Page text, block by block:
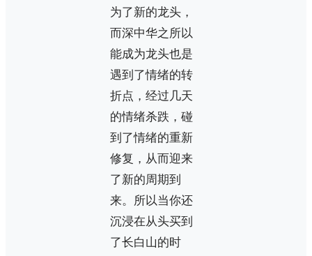
为了新的龙头，
而深中华之所以
能成为龙头也是
遇到了情绪的转
折点，经过几天
的情绪杀跌，碰
到了情绪的重新
修复，从而迎来
了新的周期到
来。所以当你还
沉浸在从头买到
了长白山的时